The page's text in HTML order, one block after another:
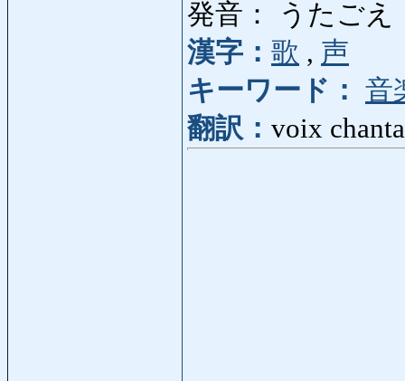
発音： うたごえ
漢字： 歌 , 声
キーワード： 音
翻訳： voix